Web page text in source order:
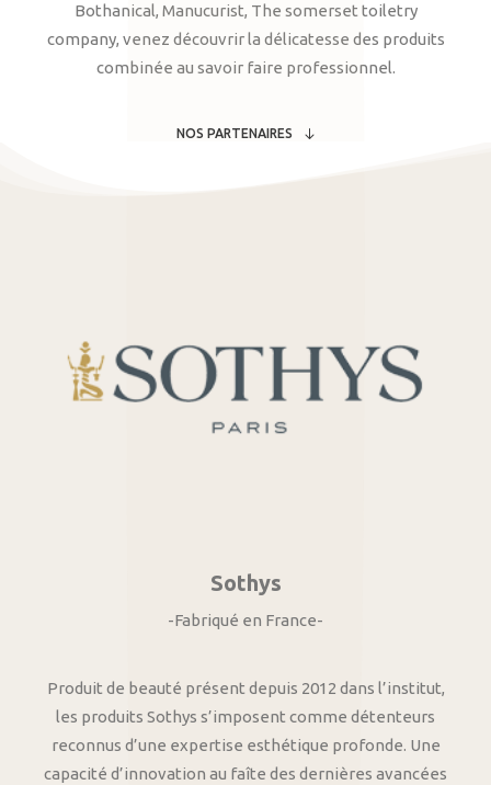
Bothanical, Manucurist, The somerset toiletry
company, venez découvrir la délicatesse des produits
combinée au savoir faire professionnel.
NOS PARTENAIRES
Sothys
-Fabriqué en France-
Produit de beauté présent depuis 2012 dans l’institut,
les produits Sothys s’imposent comme détenteurs
reconnus d’une expertise esthétique profonde. Une
capacité d’innovation au faîte des dernières avancées